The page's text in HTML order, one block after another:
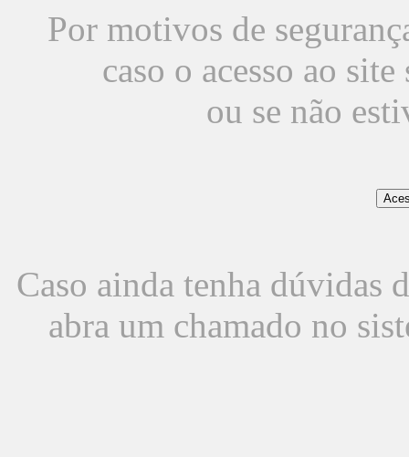
Por motivos de
caso o acesso ao
ou se não
Caso ainda tenha dúvidas
abra um chamado no